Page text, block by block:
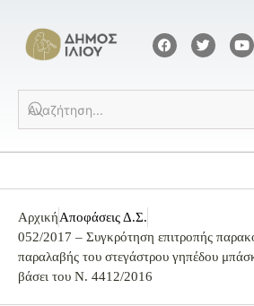
ΑρχικήΑποφάσεις Δ.Σ.
052/2017 – Συγκρότηση επιτροπής
παραλαβής του στεγάστρου γηπέδου
βάσει του Ν. 4412/2016